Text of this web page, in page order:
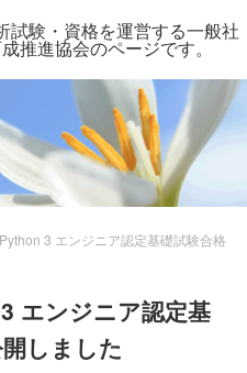
試験・資格を運営する一般社
推進協会のページです。
3 エンジニア認定基礎試験合格
エンジニア認定基
しました